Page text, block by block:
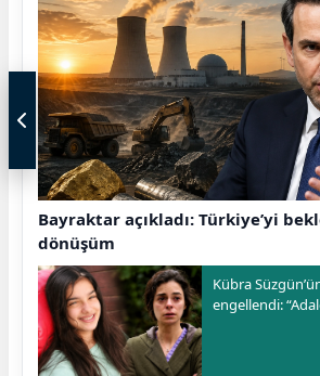
Bayraktar açıkladı: Türkiye’yi
dönüşüm
Kübra
engellendi: